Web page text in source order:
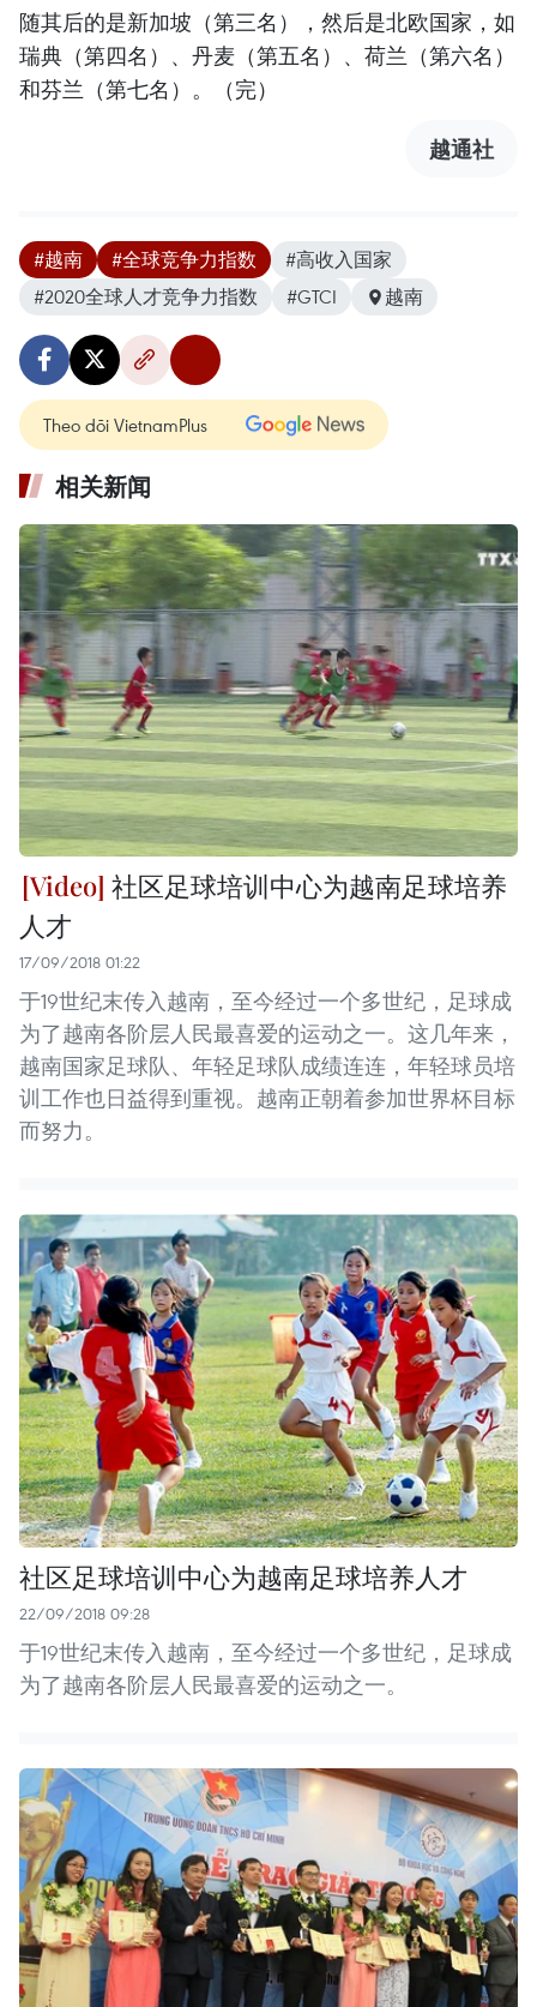
随其后的是新加坡（第三名），然后是北欧国家，如
瑞典（第四名）、丹麦（第五名）、荷兰（第六名）
和芬兰（第七名）。（完）
越通社
#越南 #全球竞争力指数
#高收入国家
#2020全球人才竞争力指数
#GTCI 越南
Theo dõi VietnamPlus
相关新闻
社区足球培训中心为越南足球培养
人才
17/09/2018 01:22
于19世纪末传入越南，至今经过一个多世纪，足球成
为了越南各阶层人民最喜爱的运动之一。这几年来，
越南国家足球队、年轻足球队成绩连连，年轻球员培
训工作也日益得到重视。越南正朝着参加世界杯目标
而努力。
社区足球培训中心为越南足球培养人才
22/09/2018 09:28
于19世纪末传入越南，至今经过一个多世纪，足球成
为了越南各阶层人民最喜爱的运动之一。